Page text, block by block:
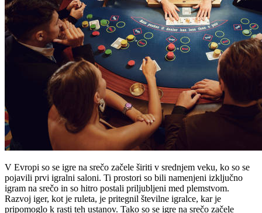
V Evropi so se igre na srečo začele širiti v srednjem veku, ko so se
pojavili prvi igralni saloni. Ti prostori so bili namenjeni izključno
igram na srečo in so hitro postali priljubljeni med plemstvom.
Razvoj iger, kot je ruleta, je pritegnil številne igralce, kar je
pripomoglo k rasti teh ustanov. Tako so se igre na srečo začele